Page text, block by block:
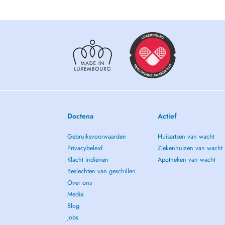
tensions physiques et émotionnelles, une meilleures
Doctena
Gebruiksvoorwaarden
Privacybeleid
Klacht indienen
Beslechten van geschillen
Over ons
Media
Blog
Jobs
Actief
Huisartsen van wacht
Ziekenhuizen van wacht
Apotheken van wacht